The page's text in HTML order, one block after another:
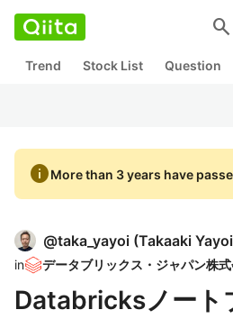
search
Trend Stock List Question
infoMore than 3 years have
@taka_yayoi (Takaaki Yayoi
in
Databricksノート